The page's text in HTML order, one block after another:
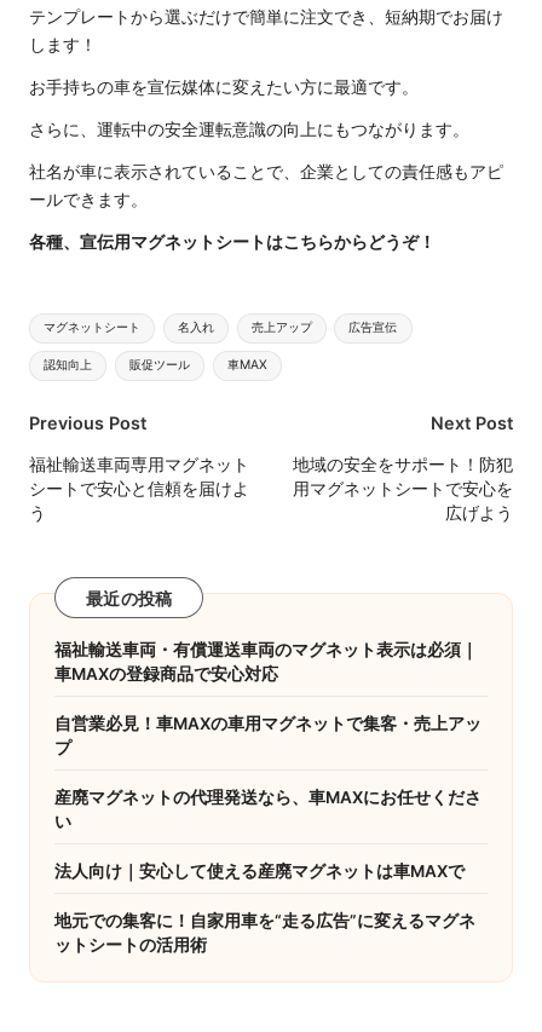
テンプレートから選ぶだけで簡単に注文でき、短納期でお届け
します！
お手持ちの車を宣伝媒体に変えたい方に最適です。
さらに、運転中の安全運転意識の向上にもつながります。
社名が車に表示されていることで、企業としての責任感もアピ
ールできます。
各種、宣伝用マグネットシートはこちらからどうぞ！
Tags:
マグネットシート 名入れ 売上アップ 広告宣伝
認知向上 販促ツール 車MAX
Post
navigation
Previous Post
福祉輸送車両専用マグネット
シートで安心と信頼を届けよ
う
Next Post
地域の安全をサポート！防犯
用マグネットシートで安心を
広げよう
最近の投稿
福祉輸送車両・有償運送車両のマグネット表示は必須｜
車MAXの登録商品で安心対応
自営業必見！車MAXの車用マグネットで集客・売上アッ
プ
産廃マグネットの代理発送なら、車MAXにお任せくださ
い
法人向け｜安心して使える産廃マグネットは車MAXで
地元での集客に！自家用車を“走る広告”に変えるマグネ
ットシートの活用術